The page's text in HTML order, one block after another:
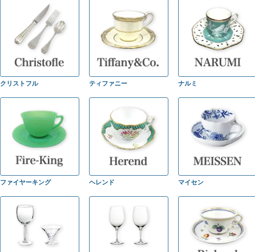
クリストフル ティファニー ナルミ
ファイヤーキング ヘレンド マイセン